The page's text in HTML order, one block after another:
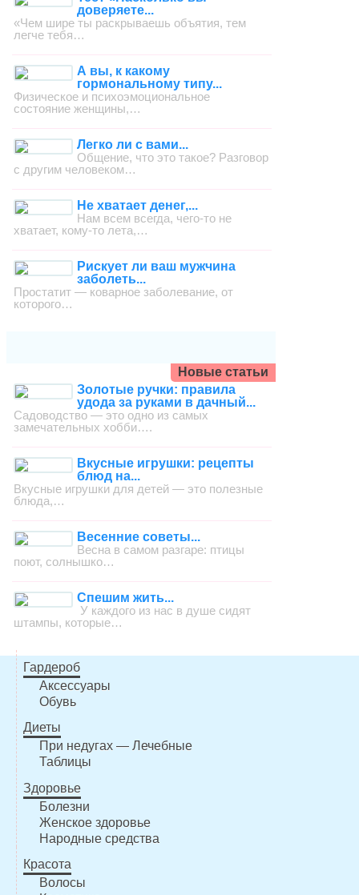
доверяете...
«Чем шире ты раскрываешь объятия, тем
легче тебя…
А вы, к какому
гормональному типу...
Физическое и психоэмоциональное
состояние женщины,…
Легко ли с вами...
Общение, что это такое? Разговор
с другим человеком…
Не хватает денег,...
Нам всем всегда, чего-то не
хватает, кому-то лета,…
Рискует ли ваш мужчина
заболеть...
Простатит — коварное заболевание, от
которого…
Новые статьи
Золотые ручки: правила
удода за руками в дачный...
Садоводство — это одно из самых
замечательных хобби….
Вкусные игрушки: рецепты
блюд на...
Вкусные игрушки для детей — это полезные
блюда,…
Весенние советы...
Весна в самом разгаре: птицы
поют, солнышко…
Спешим жить...
У каждого из нас в душе сидят
штампы, которые…
Гардероб
Аксессуары
Обувь
Диеты
При недугах — Лечебные
Таблицы
Здоровье
Болезни
Женское здоровье
Народные средства
Красота
Волосы